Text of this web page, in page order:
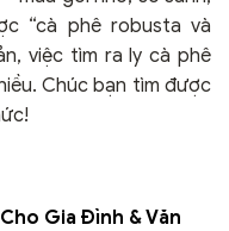
“cà phê robusta và
việc tìm ra ly cà phê
Chúc bạn tìm được
Gia Đình & Văn